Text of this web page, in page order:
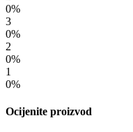
0%
3
0%
2
0%
1
0%
Ocijenite proizvod